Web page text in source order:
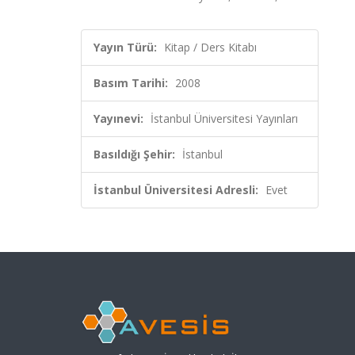
Yayın Türü: Kitap / Ders Kitabı
Basım Tarihi: 2008
Yayınevi: İstanbul Üniversitesi Yayınları
Basıldığı Şehir: İstanbul
İstanbul Üniversitesi Adresli: Evet